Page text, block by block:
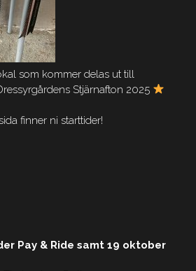
som kommer delas ut till
Stjärnafton 2025
finner ni starttider!
Pay & Ride samt 19 oktober